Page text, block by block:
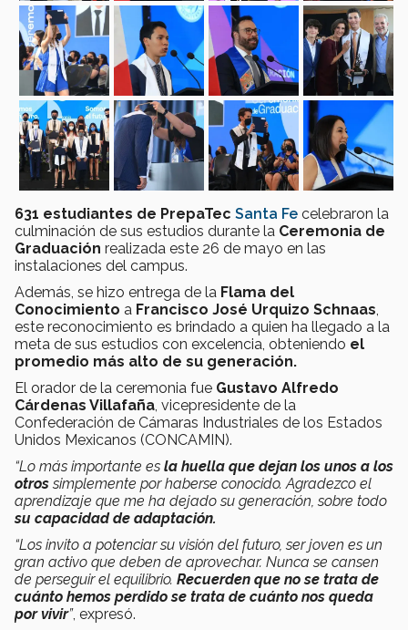
631 estudiantes de PrepaTec Santa Fe celebraron la
culminación de sus estudios durante la Ceremonia de
Graduación realizada este 26 de mayo en las
instalaciones del campus.
Además, se hizo entrega de la Flama del
Conocimiento a Francisco José Urquizo Schnaas
este reconocimiento es brindado a quien ha llegado a la
meta de sus estudios con excelencia, obteniendo el
promedio más alto de su generación.
El orador de la ceremonia fue Gustavo Alfredo
Cárdenas Villafaña , vicepresidente de la
Confederación de Cámaras Industriales de los Estados
Unidos Mexicanos (CONCAMIN).
“Lo más importante es la huella que dejan los unos a los
otrossimplemente por haberse conocido. Agradezco el
aprendizaje que me ha dejado su generación, sobre todo
su capacidad de adaptación.
“Los invito a potenciar su visión del futuro, ser joven es un
gran activo que deben de aprovechar. Nunca se cansen
de perseguir el equilibrio. Recuerden que no se trata de
cuánto hemos perdido se trata de cuánto nos queda
por vivir”, expresó.